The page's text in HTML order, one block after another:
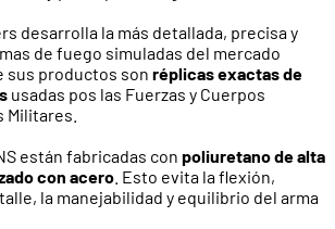
desarrolla la más detallada, precisa y
de fuego simuladas del mercado
sus productos son réplicas exactas de
usadas pos las Fuerzas y Cuerpos
Militares.
están fabricadas con poliuretano de alta
con acero . Esto evita la flexión,
la manejabilidad y equilibrio del arma